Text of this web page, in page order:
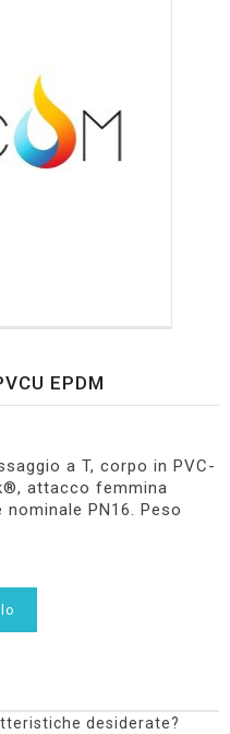
EPDM
a T, corpo in PVC-
attacco femmina
PN16. Peso
desiderate?